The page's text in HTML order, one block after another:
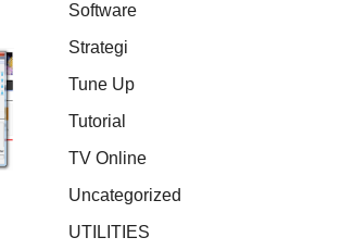
Software
Strategi
Tune Up
Tutorial
TV Online
Uncategorized
UTILITIES